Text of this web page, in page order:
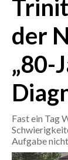
CRONACA
ITALIA
MONDO
POLITICA
ECONOMIA
SERVIZI ALLE
der
„80-
Fast ein Tag
Aufgabe